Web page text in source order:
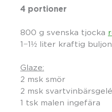
4 portioner
800 g svenska tjocka
1−1½ liter kraftig
Glaze:
2 msk smör
2 msk svartvinbärsgelé
1 tsk malen ingefära